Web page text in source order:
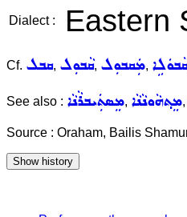
Dialect : Eastern
Cf. ܩܒܠ, ܩܵܒܘܼܠ, ܡܲܩܒܘܼܠ, ܩܵܒܘܿܠܹܐ
See also : ܡܸܣܬܲܝܒܪܵܢܵܐ, ܡܸܬ݂ܗܵܘܢܵܢܵܐ,
Source : Oraham, Bailis